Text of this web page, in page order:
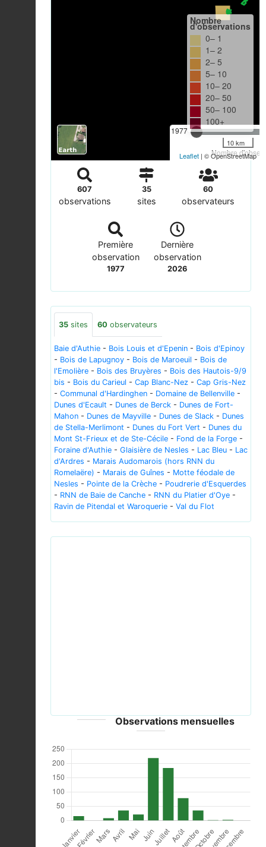
1977
Nombre
Nombre
d'observations
0– 1
1– 2
2– 5
5– 10
10– 20
20– 50
50– 100
100+
10 km
Leaflet | © OpenStreetMap
607
observations
35
sites
60
observateurs
Première
observation
1977
Dernière
observation
2026
35 sites 60 observateurs
Baie d'Authie - Bois Louis et d'Epenin - Bois d'Epinoy
- Bois de Lapugnoy - Bois de Maroeuil - Bois de
l'Emolière - Bois des Bruyères - Bois des Hautois-9/9
bis - Bois du Carieul - Cap Blanc-Nez - Cap Gris-Nez
- Communal d'Hardinghen - Domaine de Bellenville -
Dunes d'Ecault - Dunes de Berck - Dunes de Fort-
Mahon - Dunes de Mayville - Dunes de Slack - Dunes
de Stella-Merlimont - Dunes du Fort Vert - Dunes du
Mont St-Frieux et de Ste-Cécile - Fond de la Forge -
Foraine d'Authie - Glaisière de Nesles - Lac Bleu - Lac
d'Ardres - Marais Audomarois (hors RNN du
Romelaëre) - Marais de Guînes - Motte féodale de
Nesles - Pointe de la Crèche - Poudrerie d'Esquerdes
- RNN de Baie de Canche - RNN du Platier d'Oye -
Ravin de Pitendal et Waroquerie - Val du Flot
Observations mensuelles